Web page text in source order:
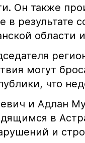
Он также
в результате
области
могут
что
и Адлан
в
и